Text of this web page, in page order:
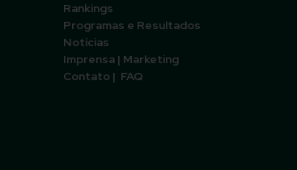
Rankings
Programas e Resultados
Notícias
Imprensa | Marketing
Contato | FAQ